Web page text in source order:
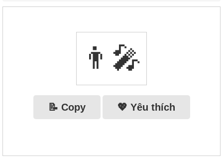
👨‍🎤
📝 Copy 💖 Yêu thích